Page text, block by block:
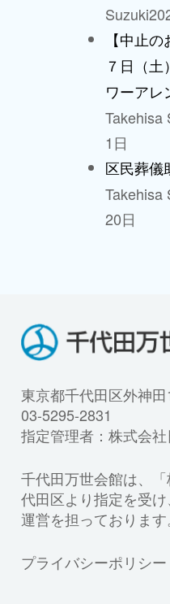
Suzuki
【中止
７日（土
ワーアレ
Takehisa
1日
区民葬儀
Takehisa
20日
東京都千代田区外神
03-5295-2831
指定管理者：株式会
千代田万世会館は、
代田区より指定を受
運営を担っております。
プライバシーポリシー